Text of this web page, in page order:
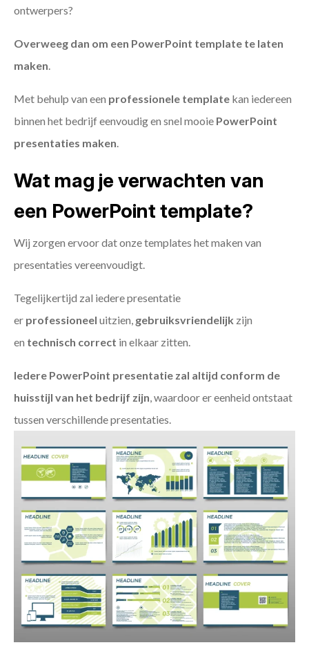
ontwerpers?
Overweeg dan om een PowerPoint template te laten
maken.
Met behulp van een professionele template kan iedereen
binnen het bedrijf eenvoudig en snel mooie PowerPoint
presentaties maken.
Wat mag je verwachten van
een PowerPoint template?
Wij zorgen ervoor dat onze templates het maken van
presentaties vereenvoudigt.
Tegelijkertijd zal iedere presentatie
er professioneel uitzien, gebruiksvriendelijk zijn
en technisch correct in elkaar zitten.
Iedere PowerPoint presentatie zal altijd conform de
huisstijl van het bedrijf zijn, waardoor er eenheid ontstaat
tussen verschillende presentaties.